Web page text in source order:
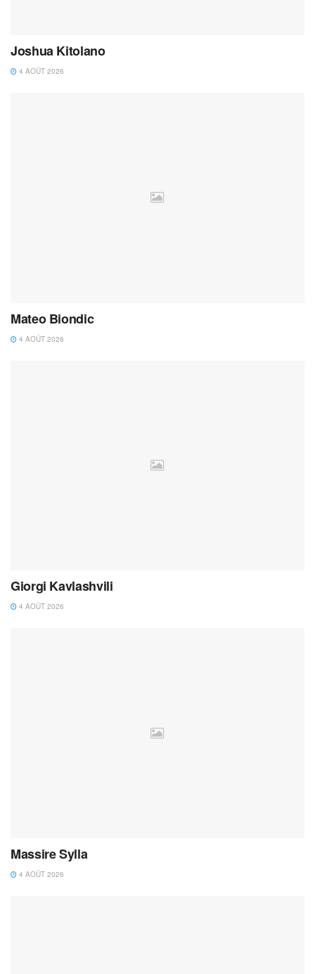
Joshua Kitolano
4 AOÛT 2026
Mateo Biondic
4 AOÛT 2026
Giorgi Kavlashvili
4 AOÛT 2026
Massire Sylla
4 AOÛT 2026